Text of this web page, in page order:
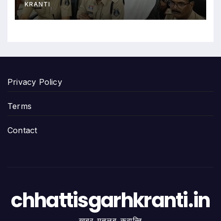
KRANTI
Privacy Policy
Terms
Contact
chhattisgarhkranti.in